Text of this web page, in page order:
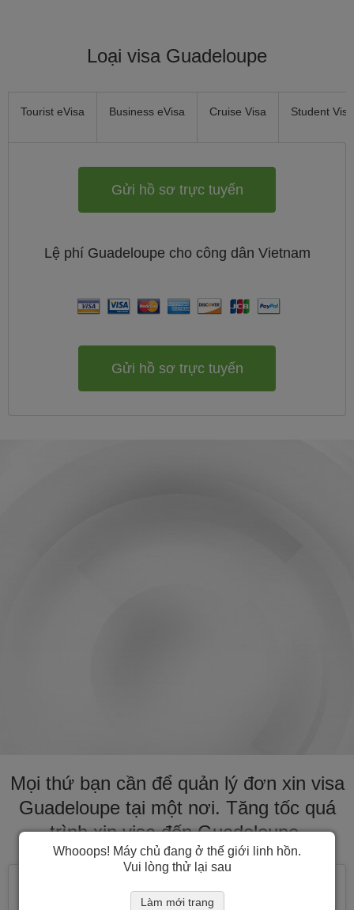
Loại visa Guadeloupe
Tourist eVisa Business eVisa Cruise Visa Student Visa
Gửi hồ sơ trực tuyến
Lệ phí Guadeloupe cho công dân Vietnam
Gửi hồ sơ trực tuyến
Mọi thứ bạn cần để quản lý đơn xin visa
Guadeloupe tại một nơi. Tăng tốc quá
trình xin visa đến Guadeloupe.
Whooops! Máy chủ đang ở thế giới linh hồn.
Vui lòng thử lại sau
Làm mới trang